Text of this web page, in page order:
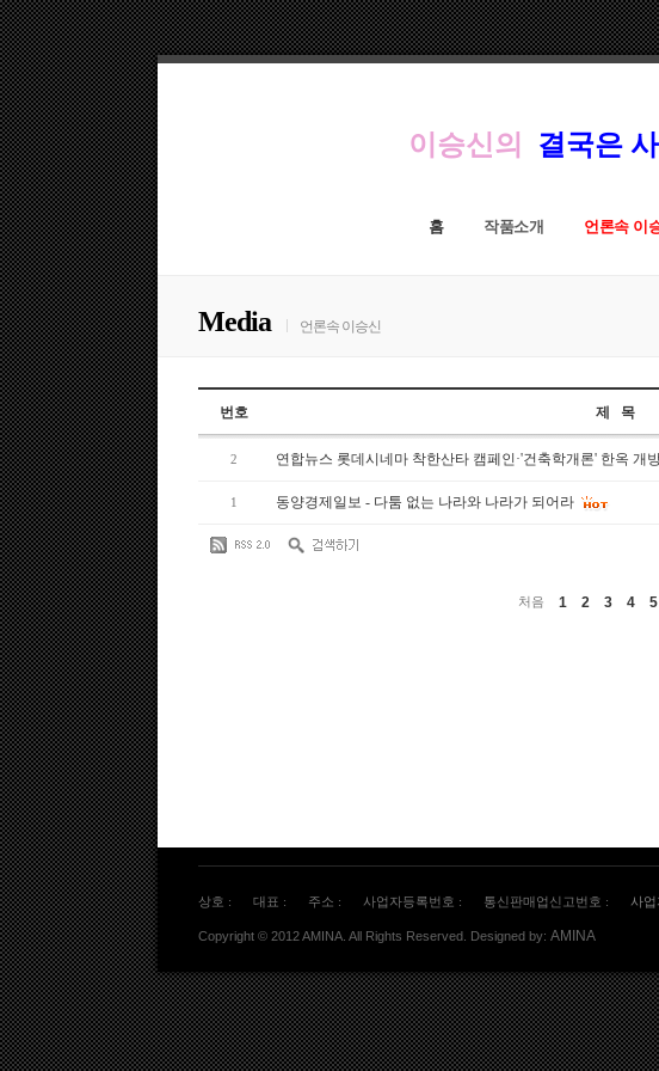
이승신의 결국은
홈 작품소개 언론속 이
Media 언론속 이승신
번호 제 목
2 연합뉴스 롯데시네마 착한산타 캠페인·'건축학개론' 한옥 개
1 동양경제일보 - 다툼 없는 나라와 나라가 되어라
처음 1 2 3 4 5
상호 : 대표 : 주소 : 사업자등록번호 : 통신판매업신고번호 : 사
Copyright © 2012 AMINA. All Rights Reserved. Designed by: AMINA